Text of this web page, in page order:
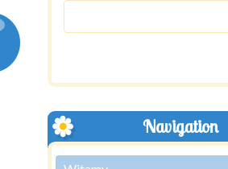
Navigation